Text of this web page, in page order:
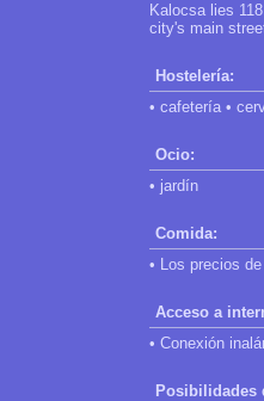
Kalocsa lies
city's main
Hostelería:
• cafetería •
Ocio:
• jardín
Comida:
• Los precios
Acceso a
• Conexión
Posibilidades